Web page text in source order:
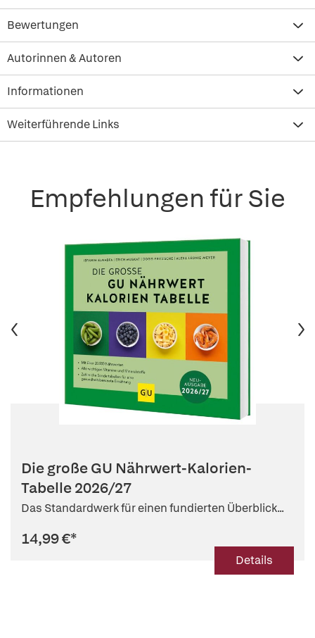
Bewertungen
Autorinnen & Autoren
Informationen
Weiterführende Links
Empfehlungen für Sie
Die große GU Nährwert-Kalorien-
Tabelle 2026/27
Das Standardwerk für einen fundierten Überblick...
14,99 €*
Details